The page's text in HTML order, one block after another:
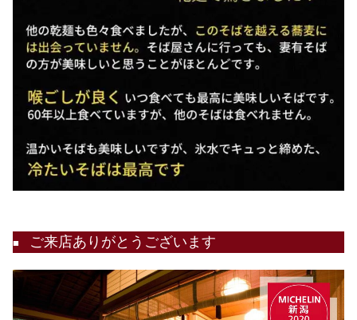
■ ご来店ありがとうございます